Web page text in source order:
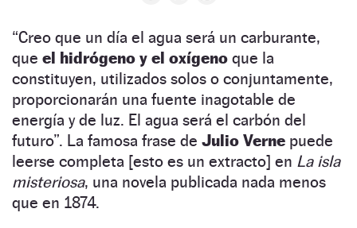
“Creo que un día el agua será un carburante,
que el hidrógeno y el oxígeno que la
constituyen, utilizados solos o conjuntamente,
proporcionarán una fuente inagotable de
energía y de luz. El agua será el carbón del
futuro”. La famosa frase de Julio Verne puede
leerse completa [esto es un extracto] en La isla
misteriosa, una novela publicada nada menos
que en 1874.